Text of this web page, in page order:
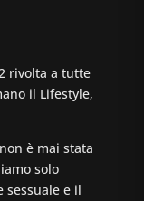
rivolta a tutte
il Lifestyle,
è mai stata
solo
sessuale e il